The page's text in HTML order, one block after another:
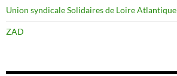
Union syndicale Solidaires de Loire Atlantique
ZAD